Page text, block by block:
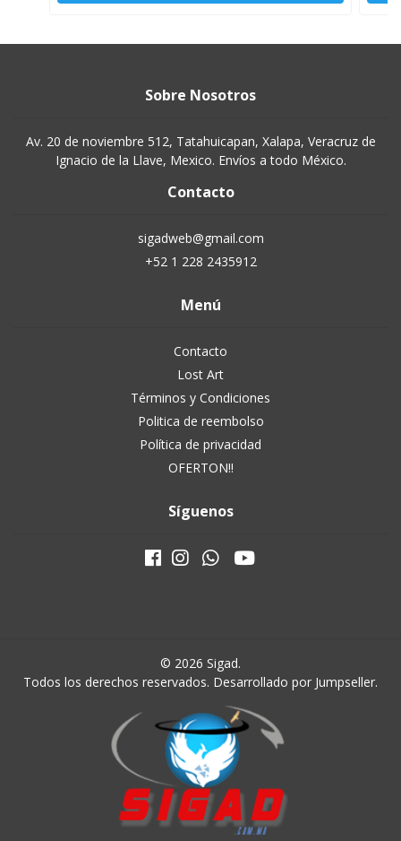
Sobre Nosotros
Av. 20 de noviembre 512, Tatahuicapan, Xalapa, Veracruz de
Ignacio de la Llave, Mexico. Envíos a todo México.
Contacto
sigadweb@gmail.com
+52 1 228 2435912
Menú
Contacto
Lost Art
Términos y Condiciones
Politica de reembolso
Política de privacidad
OFERTON!!
Síguenos
© 2026 Sigad.
Todos los derechos reservados. Desarrollado por Jumpseller.